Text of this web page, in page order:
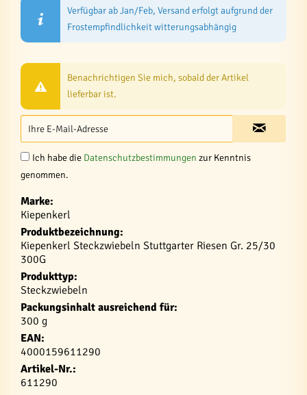
Verfügbar ab Jan/Feb, Versand erfolgt aufgrund der
Frostempfindlichkeit witterungsabhängig
Benachrichtigen Sie mich, sobald der Artikel
lieferbar ist.
Ich habe die Datenschutzbestimmungen zur Kenntnis
genommen.
Marke:
Kiepenkerl
Produktbezeichnung:
Kiepenkerl Steckzwiebeln Stuttgarter Riesen Gr. 25/30
300G
Produkttyp:
Steckzwiebeln
Packungsinhalt ausreichend für:
300 g
EAN:
4000159611290
Artikel-Nr.:
611290